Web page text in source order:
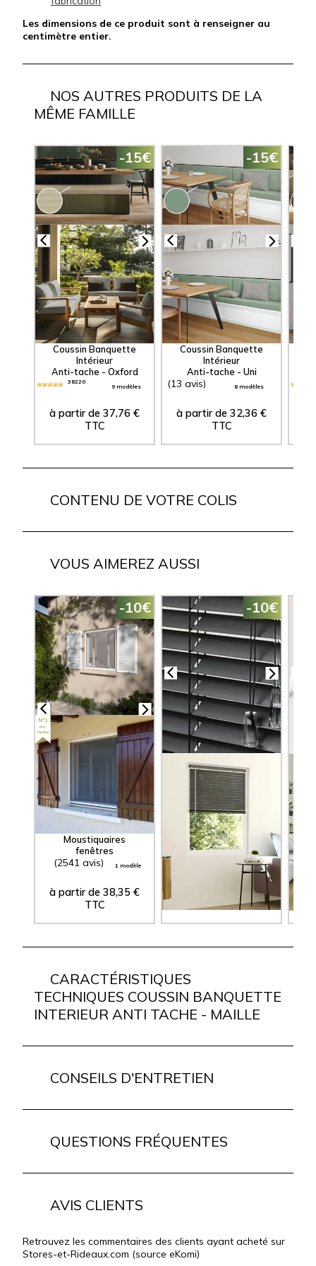
Les dimensions de ce produit sont à renseigner au
centimètre entier.
NOS AUTRES PRODUITS DE LA
MÊME FAMILLE
-15€
Coussin Banquette
Intérieur
Anti-tache - Oxford
38220
9 modèles
à partir de 37,76€
TTC
-15€
Coussin Banquette
Intérieur
Anti-tache - Uni
(13 avis) 8 modèles
à partir de 32,36€
TTC
CONTENU DE VOTRE COLIS
VOUS AIMEREZ AUSSI
-10€
Moustiquaires
fenêtres
(2541 avis) 1 modèle
à partir de 38,35€
TTC
-10€
Aluminium
Lames 25 mm
23 modèles
10,60€
TTC
CARACTÉRISTIQUES
TECHNIQUES COUSSIN BANQUETTE
INTERIEUR ANTI TACHE - MAILLE
CONSEILS D'ENTRETIEN
QUESTIONS FRÉQUENTES
AVIS CLIENTS
Retrouvez les commentaires des clients ayant acheté sur
Stores-et-Rideaux.com (source eKomi)